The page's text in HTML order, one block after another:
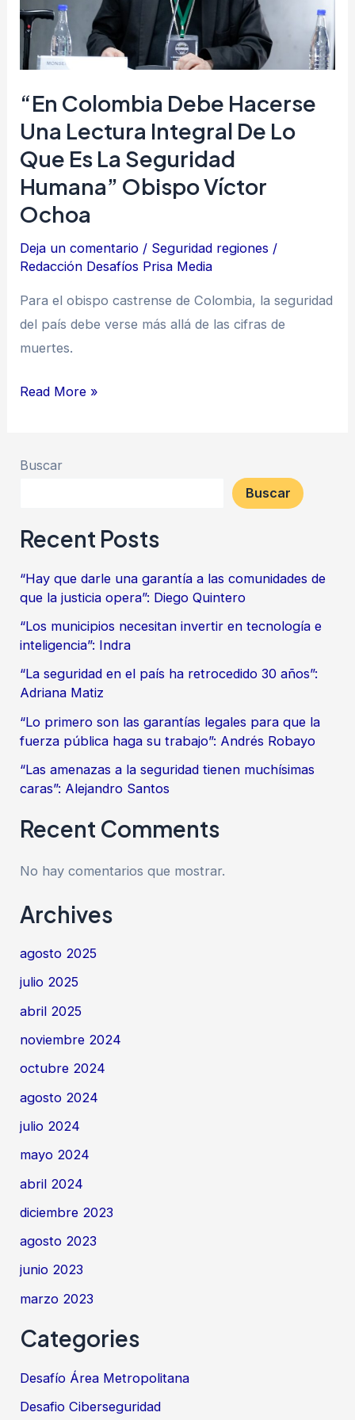
“En Colombia Debe Hacerse
Una Lectura Integral De Lo
Que Es La Seguridad
Humana” Obispo Víctor
Ochoa
Deja un comentario / Seguridad regiones /
Redacción Desafíos Prisa Media
Para el obispo castrense de Colombia, la seguridad
del país debe verse más allá de las cifras de
muertes.
lectura
integral
de
lo
es
la
seguridad
humana”
Víctor
Read More »
Buscar
Buscar
Recent Posts
“Hay que darle una garantía a las comunidades de
que la justicia opera”: Diego Quintero
“Los municipios necesitan invertir en tecnología e
inteligencia”: Indra
“La seguridad en el país ha retrocedido 30 años”:
Adriana Matiz
“Lo primero son las garantías legales para que la
fuerza pública haga su trabajo”: Andrés Robayo
“Las amenazas a la seguridad tienen muchísimas
caras”: Alejandro Santos
Recent Comments
No hay comentarios que mostrar.
Archives
agosto 2025
julio 2025
abril 2025
noviembre 2024
octubre 2024
agosto 2024
julio 2024
mayo 2024
abril 2024
diciembre 2023
agosto 2023
junio 2023
marzo 2023
Categories
Desafío Área Metropolitana
Desafio Ciberseguridad